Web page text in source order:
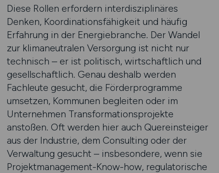
Diese Rollen erfordern interdisziplinäres
Denken, Koordinationsfähigkeit und häufig
Erfahrung in der Energiebranche. Der Wandel
zur klimaneutralen Versorgung ist nicht nur
technisch – er ist politisch, wirtschaftlich und
gesellschaftlich. Genau deshalb werden
Fachleute gesucht, die Förderprogramme
umsetzen, Kommunen begleiten oder im
Unternehmen Transformationsprojekte
anstoßen. Oft werden hier auch Quereinsteiger
aus der Industrie, dem Consulting oder der
Verwaltung gesucht – insbesondere, wenn sie
Projektmanagement-Know-how, regulatorische